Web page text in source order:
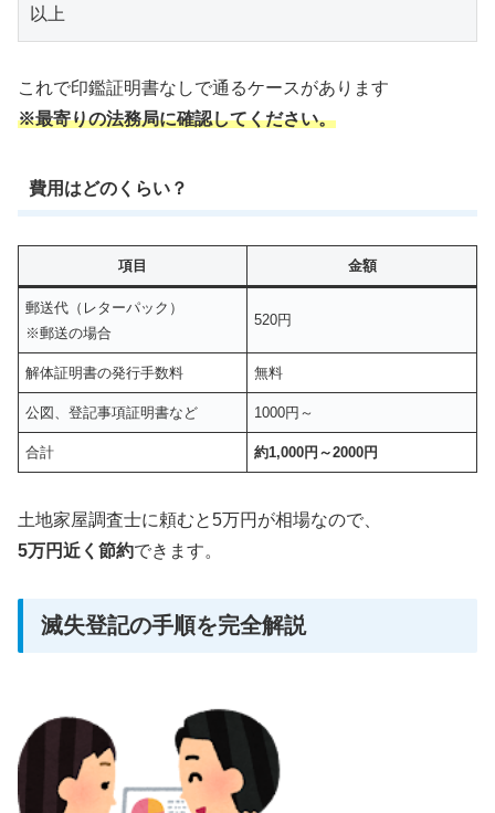
以上
これで印鑑証明書なしで通るケースがあります
※最寄りの法務局に確認してください。
費用はどのくらい？
項目 金額
郵送代（レターパック）
※郵送の場合
520円
解体証明書の発行手数料 無料
公図、登記事項証明書など 1000円～
合計 約1,000円～2000円
土地家屋調査士に頼むと5万円が相場なので、
5万円近く節約できます。
滅失登記の手順を完全解説